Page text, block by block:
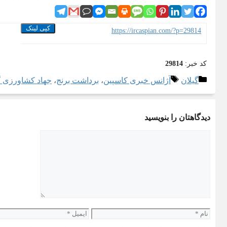
https://ircaspian.com/?p=29814 کپی لینک
کد خبر: 29814
دسته‌ها
گیلان برچسب‌ها
آژانس خبری کاسپین، برداشت برنج، جهاد کشاورزی
دیدگاهتان را بنویسید
نام ایمیل